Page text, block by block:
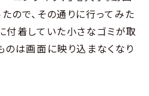
ので、その通りに行ってみた
付着していた小さなゴミが取
のは画面に映り込まなくなり